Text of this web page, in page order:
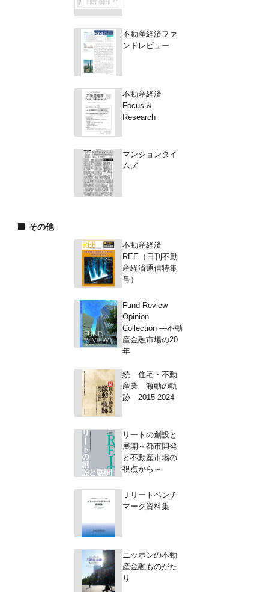
不動産経済ファ
ンドレビュー
不動産経済
Focus &
Research
マンションタイ
ムズ
その他
不動産経済
REE（日刊不動
産経済通信特集
号）
Fund Review
Opinion
Collection ―不動
産金融市場の20
年
続 住宅・不動
産業 激動の軌
跡 2015-2024
リートの創設と
展開～都市開発
と不動産市場の
視点から～
Ｊリートベンチ
マーク資料集
ニッポンの不動
産金融ものがた
り